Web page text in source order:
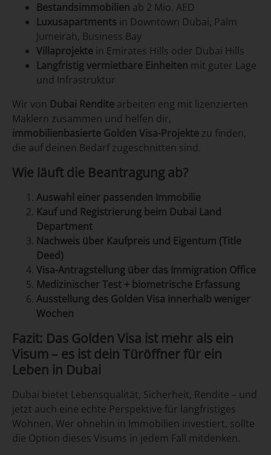
Bestandsimmobilien ab 2 Mio. AED
Luxusapartments in Downtown Dubai, Palm
Jumeirah, Business Bay
Villaprojekte in Emirates Hills oder Dubai Hills
Langfristig vermietbare Einheiten mit guter Lage
und Infrastruktur
Wir von Dubai Rendite arbeiten eng mit lizenzierten
Maklern zusammen und helfen dir,
immobilienbasierte Golden Visa-Projekte zu finden,
die auf deinen Bedarf zugeschnitten sind.
Wie läuft die Beantragung ab?
Auswahl einer passenden Immobilie
Kauf und Registrierung beim Dubai Land
Department
Nachweis über Kaufpreis und Eigentum (Title
Deed)
Visa-Antragstellung über das Immigration Office
Medizinischer Test + biometrische Erfassung
Ausstellung des Golden Visa innerhalb weniger
Wochen
Fazit: Das Golden Visa ist mehr als ein
Visum – es ist dein Türöffner für ein
Leben in Dubai
Dubai bietet Lebensqualität, Sicherheit, Rendite – und
jetzt auch eine echte Perspektive für langfristiges
Wohnen. Wer ohnehin in Immobilien investiert, sollte
die Option dieses Visums in jedem Fall mitdenken.